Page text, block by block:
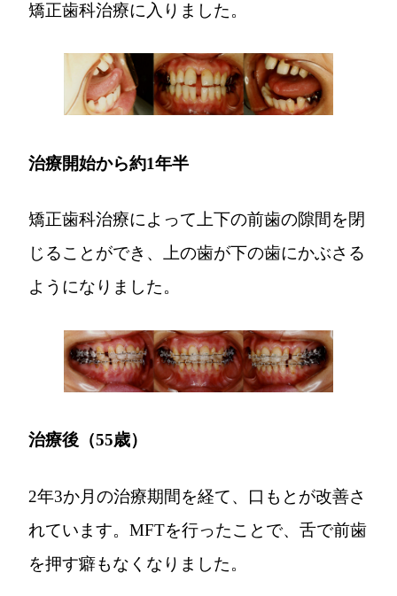
矯正歯科治療に入りました。
治療開始から約1年半
矯正歯科治療によって上下の前歯の隙間を閉
じることができ、上の歯が下の歯にかぶさる
ようになりました。
治療後（55歳）
2年3か月の治療期間を経て、口もとが改善さ
れています。MFTを行ったことで、舌で前歯
を押す癖もなくなりました。